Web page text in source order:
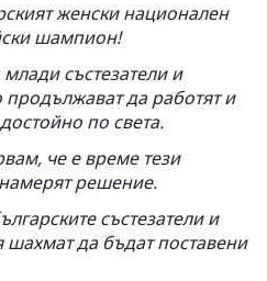
женски национален
шампион!
състезатели и
да работят и
по света.
че е време тези
решение.
състезатели и
да бъдат поставени